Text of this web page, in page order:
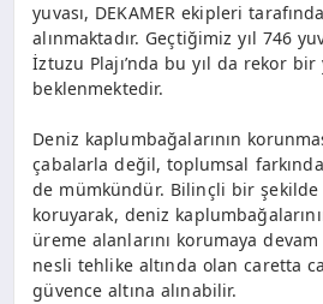
yuvası, DEKAMER ekipleri
alınmaktadır. Geçtiğimiz yıl 746
İztuzu Plajı’nda bu yıl da rekor bir
beklenmektedir.
Deniz kaplumbağalarının
çabalarla değil, toplumsal
de mümkündür. Bilinçli bir
koruyarak, deniz
üreme alanlarını korumaya
nesli tehlike altında olan caretta
güvence altına alınabilir.